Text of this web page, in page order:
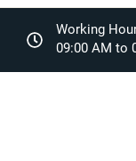
Working
09:00 AM to